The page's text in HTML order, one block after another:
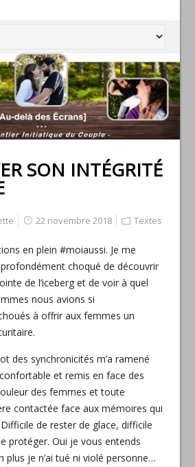
SON INTÉGRITÉ
22 novembre 2018 Textes
en plein #moiaussi. Je me
choqué de découvrir
de l’iceberg et de voir à quel
nous avions si
à offrir aux femmes un
des synchronicités m’a ramené
et remis en face des
des femmes et toute
contactée face aux mémoires qui
Difficile de rester de glace, difficile
protéger. Oui je vous entends
plus je n’ai tué ni violé personne…